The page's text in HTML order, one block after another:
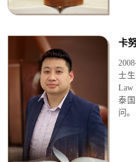
卡
士
Law
泰
问 。